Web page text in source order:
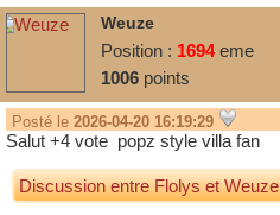
Weuze
Position : 1694eme
1006 points
Posté le 2026-04-20 16:19:29
Salut +4 vote popz style villa fan
Discussion entreFlolysetWeuze